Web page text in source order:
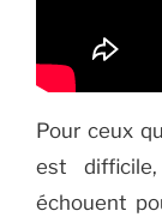
Pour ceux
est
échouent